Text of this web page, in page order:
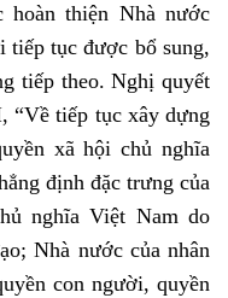
hoàn thiện Nhà nước
tiếp tục được bổ sung,
tiếp theo. Nghị quyết
“Về tiếp tục xây dựng
xã hội chủ nghĩa
định đặc trưng của
nghĩa Việt Nam do
Nhà nước của nhân
con người, quyền